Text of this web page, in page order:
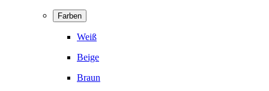
Farben
Weiß
Beige
Braun